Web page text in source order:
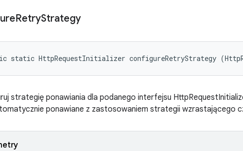
RetryStrategy
static HttpRequestInitializer configureRetryStrategy
strategię ponawiania dla podanego interfejsu
ponawiane z zastosowaniem strategii wzrastającego